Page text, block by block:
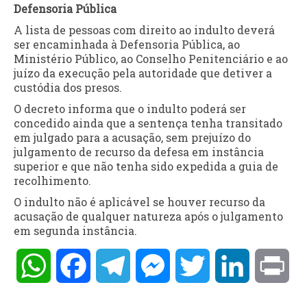
Defensoria Pública
A lista de pessoas com direito ao indulto deverá
ser encaminhada à Defensoria Pública, ao
Ministério Público, ao Conselho Penitenciário e ao
juízo da execução pela autoridade que detiver a
custódia dos presos.
O decreto informa que o indulto poderá ser
concedido ainda que a sentença tenha transitado
em julgado para a acusação, sem prejuízo do
julgamento de recurso da defesa em instância
superior e que não tenha sido expedida a guia de
recolhimento.
O indulto não é aplicável se houver recurso da
acusação de qualquer natureza após o julgamento
em segunda instância.
WhatsAppFacebookTelegramMessengerTwitter LinkedIn